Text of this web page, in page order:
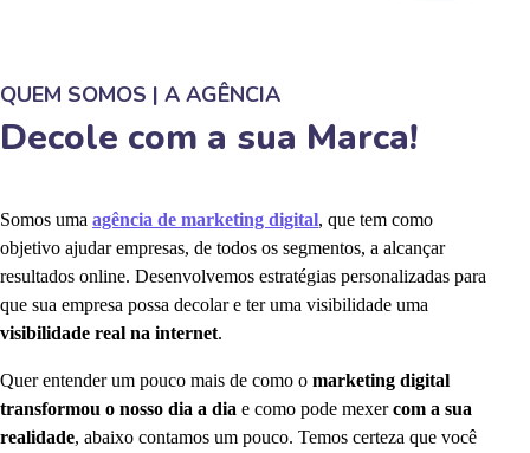
QUEM SOMOS | A AGÊNCIA
Decole com a sua Marca!
Somos uma agência de marketing digital, que tem como
objetivo ajudar empresas, de todos os segmentos, a alcançar
resultados online. Desenvolvemos estratégias personalizadas para
que sua empresa possa decolar e ter uma visibilidade uma
visibilidade real na internet.
Quer entender um pouco mais de como o marketing digital
transformou o nosso dia a dia e como pode mexercom a sua
realidade, abaixo contamos um pouco. Temos certeza que você